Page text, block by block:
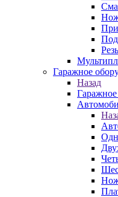
Гаражное
Назад
Гаражное